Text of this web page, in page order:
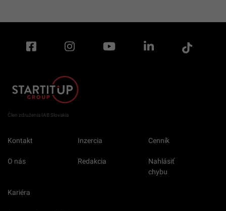
Člen združenia IAB Slovakia
Kontakt Inzercia Cenník
O nás Redakcia
Nahlásiť
chybu
Kariéra